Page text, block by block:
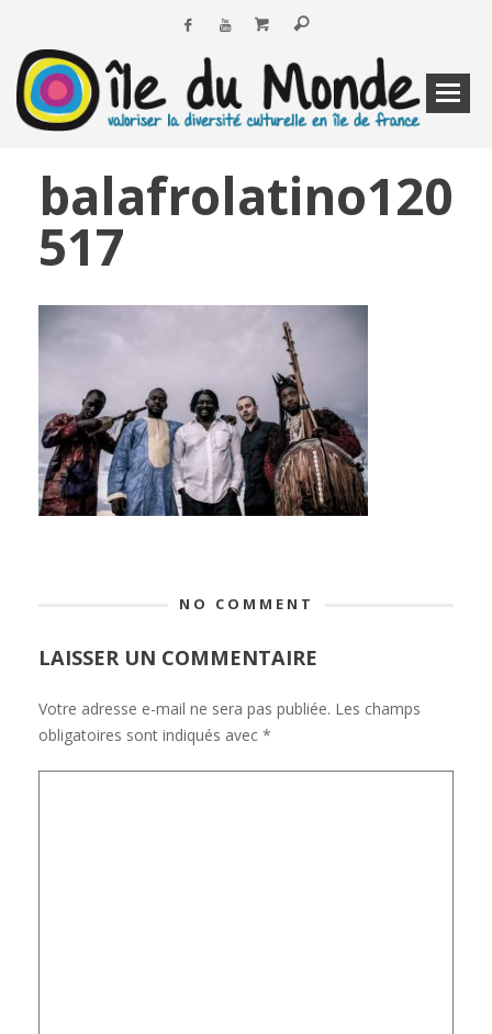
balafrolatino120
517
NO COMMENT
LAISSER UN COMMENTAIRE
Votre adresse e-mail ne sera pas publiée. Les champs
obligatoires sont indiqués avec *